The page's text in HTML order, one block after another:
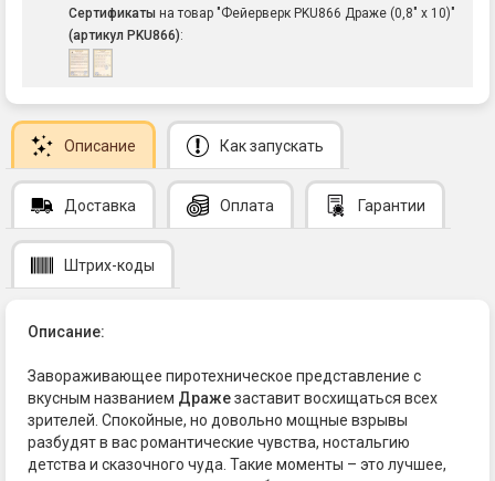
Сертификаты на товар "Фейерверк PKU866 Драже (0,8" х 10)"
(артикул PKU866):
Описание Как запускать
Доставка Оплата Гарантии
Штрих-коды
Описание:
Завораживающее пиротехническое представление с
вкусным названием Дражезаставит восхищаться всех
зрителей. Спокойные, но довольно мощные взрывы
разбудят в вас романтические чувства, ностальгию
детства и сказочного чуда. Такие моменты – это лучшее,